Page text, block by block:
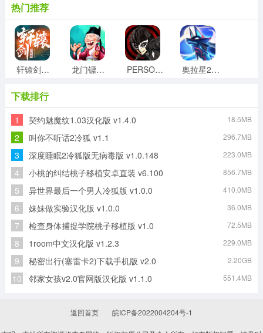
热门推荐
轩辕剑：剑之源手游免费版 龙门镖局游戏安装包 PERSONA手游免费版 奥拉星2安卓版
如月真绫的指导正版 来了老弟手游直装版
幽浮2天选者之战(XCOM2)免费原版 马桶人大战监控人安卓免费版
下载排行
1 契约魅魔纹1.03汉化版 v1.4.0 18.5MB
2 叫你不听话2冷狐 v1.1 296.7MB
3 深度睡眠2冷狐版无病毒版 v1.0.148 223.0MB
4 小桃的纠结桃子移植安卓直装 v6.100 856.7MB
5 异世界最后一个男人冷狐版 v1.0.0 410.0MB
6 妹妹做实验汉化版 v1.0.0 36.0MB
7 检查身体捕捉学院桃子移植版 v1.0 72.5MB
8 1room中文汉化版 v1.2.3 229.0MB
9 秘密出行(塞雷卡2)下载手机版 v2.0 2.20GB
10 邻家女孩v2.0官网版汉化版 v1.1.0 551.4MB
返回首页 皖ICP备2022004204号-1